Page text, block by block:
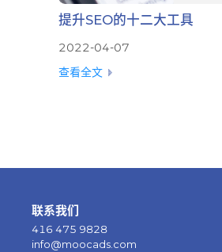
提升SEO的十二大工具
2022-04-07
查看全文
联系我们
416 475 9828
info@moocads.com